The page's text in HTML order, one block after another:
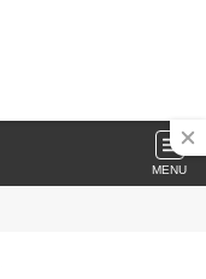
MENU